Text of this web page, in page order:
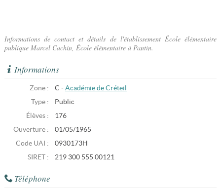
Informations de contact et détails de l'établissement École élémentaire
publique Marcel Cachin, École élémentaire à Pantin.
Informations
Zone : C - Académie de Créteil
Type :
Public
Élèves :
176
Ouverture :
01/05/1965
Code UAI :
0930173H
SIRET :
219 300 555 00121
Téléphone